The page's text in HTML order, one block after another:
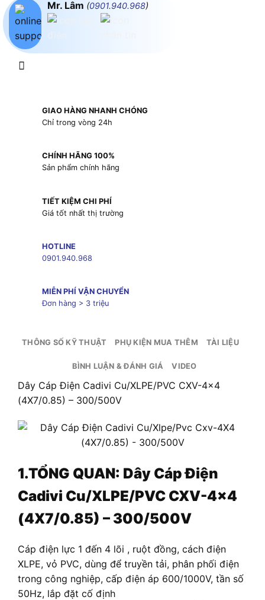
Mr. Lâm (0901.940.968)
GIAO HÀNG NHANH CHÓNG
Chỉ trong vòng 24h
CHÍNH HÃNG 100%
Sản phẩm chính hãng
TIẾT KIỆM CHI PHÍ
Giá tốt nhất thị trường
HOTLINE
0901.940.968
MIỄN PHÍ VẬN CHUYỂN
Đơn hàng > 3 triệu
THÔNG SỐ KỸ THUẬT PHỤ KIỆN MUA THÊM TÀI LIỆU
BÌNH LUẬN & ĐÁNH GIÁ VIDEO
Dây Cáp Điện Cadivi Cu/XLPE/PVC CXV-4×4
(4X7/0.85) – 300/500V
1.TỔNG QUAN: Dây Cáp Điện
Cadivi Cu/XLPE/PVC CXV-4×4
(4X7/0.85) – 300/500V
Cáp điện lực 1 đến 4 lõi , ruột đồng, cách điện
XLPE, vỏ PVC, dùng để truyền tải, phân phối điện
trong công nghiệp, cấp điện áp 600/1000V, tần số
50Hz, lắp đặt cố định